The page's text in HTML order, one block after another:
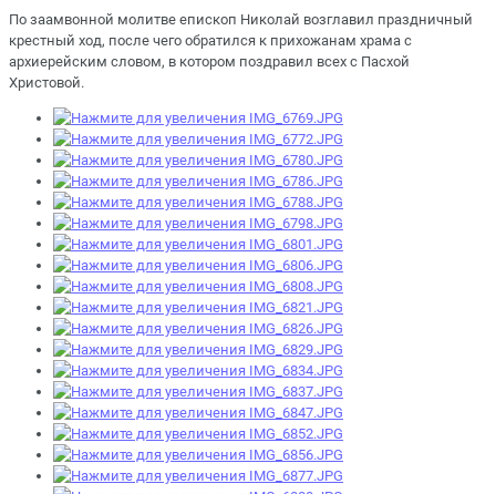
По заамвонной молитве епископ Николай возглавил праздничный
крестный ход, после чего обратился к прихожанам храма с
архиерейским словом, в котором поздравил всех с Пасхой
Христовой.